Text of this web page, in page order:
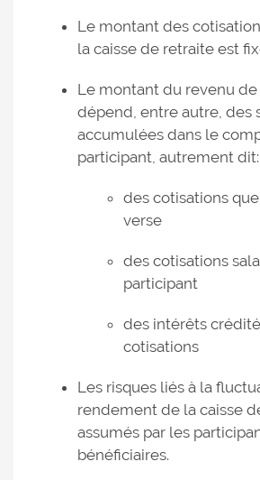
Le montant des
la caisse de retraite est
Le montant du revenu
dépend, entre autre, des
accumulées dans le
participant, autrement dit:
des cotisations
verse
des cotisations
participant
des intérêts
cotisations
Les risques liés à la
rendement de la caisse
assumés par les
bénéficiaires.